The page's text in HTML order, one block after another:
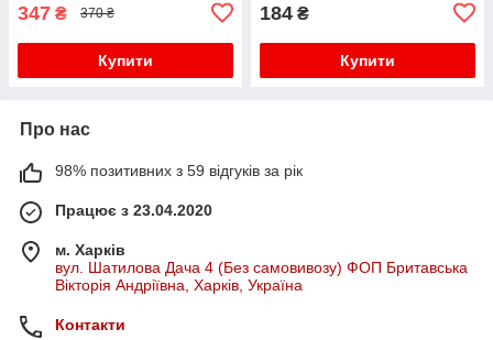
347 ₴ 370 ₴
Купити
184 ₴
Купити
Про нас
98% позитивних з 59 відгуків за рік
Працює з 23.04.2020
м. Харків
вул. Шатилова Дача 4 (Без самовивозу) ФОП Бритавська
Вікторія Андріївна, Харків, Україна
Контакти